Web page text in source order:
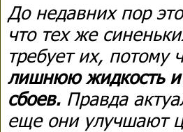
До недавних пор
что тех же
требует их, потому
лишнюю жидкость и
сбоев. Правда
еще они улучшают